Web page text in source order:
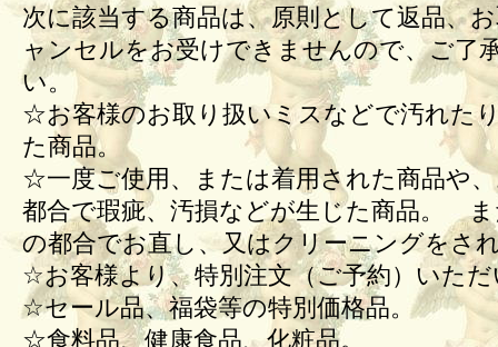
次に該当する商品は、原則として返品、
ャンセルをお受けできませんので、ご了
い。
☆お客様のお取り扱いミスなどで汚れた
た商品。
☆一度ご使用、または着用された商品や
都合で瑕疵、汚損などが生じた商品。
の都合でお直し、又はクリーニングをさ
☆お客様より、特別注文（ご予約）いた
☆セール品、福袋等の特別価格品。
☆食料品、健康食品、化粧品。